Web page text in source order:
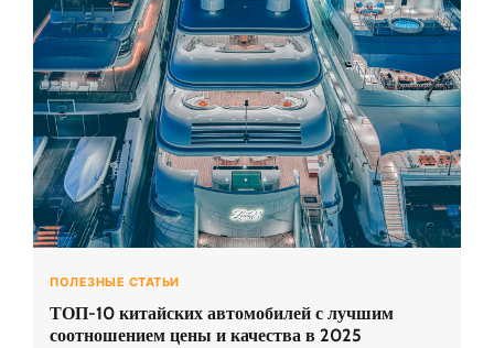
ПОЛЕЗНЫЕ СТАТЬИ
ТОП-10 китайских автомобилей с лучшим
соотношением цены и качества в 2025